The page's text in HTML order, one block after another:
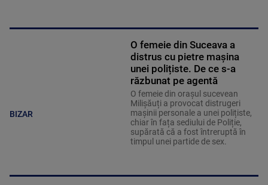
BIZAR
O femeie din Suceava a
distrus cu pietre mașina
unei polițiste. De ce s-a
răzbunat pe agentă
O femeie din orașul sucevean
Milișăuți a provocat distrugeri
mașinii personale a unei polițiste,
chiar în fața sediului de Poliție,
supărată că a fost întreruptă în
timpul unei partide de sex.